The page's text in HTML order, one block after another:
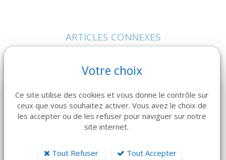
ARTICLES CONNEXES
produits plébiscités par nos clients
Votre choix
Ce site utilise des cookies et vous donne le contrôle sur
ceux que vous souhaitez activer. Vous avez le choix de
les accepter ou de les refuser pour naviguer sur notre
site internet.
Tout Refuser Tout Accepter